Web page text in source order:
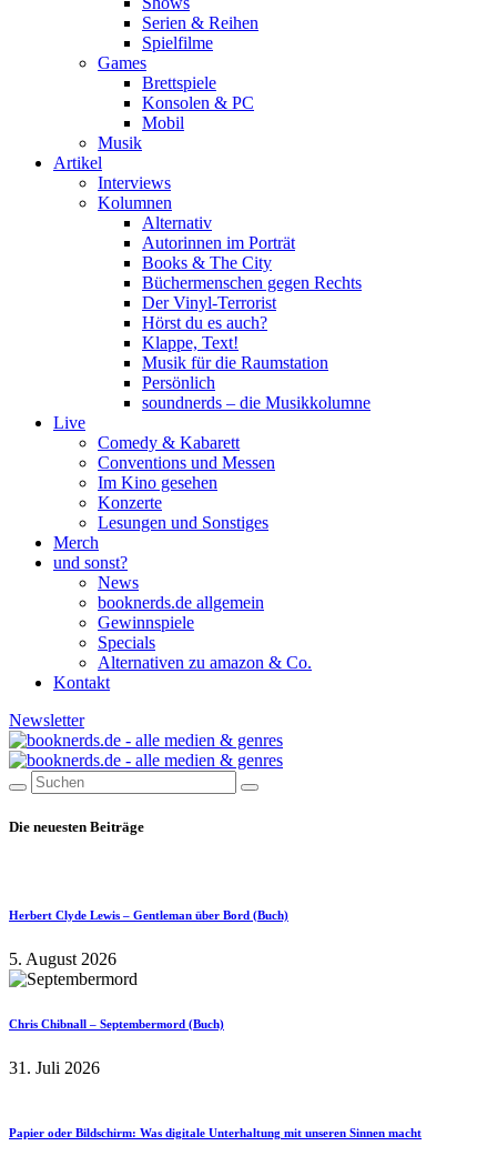
Serien & Reihen
Spielfilme
Games
Brettspiele
Konsolen & PC
Mobil
Musik
Artikel
Interviews
Kolumnen
Alternativ
Autorinnen im Porträt
Books & The City
Büchermenschen gegen Rechts
Der Vinyl-Terrorist
Hörst du es auch?
Klappe, Text!
Musik für die Raumstation
Persönlich
soundnerds – die Musikkolumne
Live
Comedy & Kabarett
Conventions und Messen
Im Kino gesehen
Konzerte
Lesungen und Sonstiges
Merch
und sonst?
News
booknerds.de allgemein
Gewinnspiele
Specials
Alternativen zu amazon & Co.
Kontakt
Newsletter
Die neuesten Beiträge
Herbert Clyde Lewis – Gentleman über Bord (Buch)
5. August 2026
Chris Chibnall – Septembermord (Buch)
31. Juli 2026
Papier oder Bildschirm: Was digitale Unterhaltung mit unseren Sinnen macht